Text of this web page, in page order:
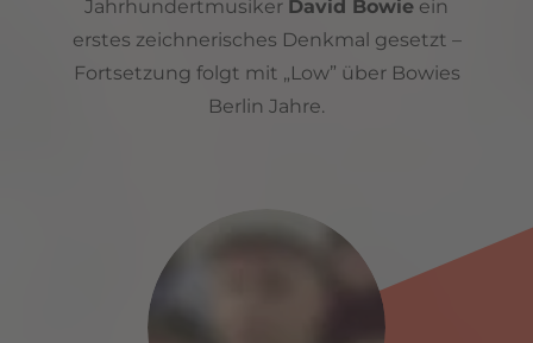
Jahrhundertmusiker David Bowie ein
erstes zeichnerisches Denkmal gesetzt –
Fortsetzung folgt mit „Low” über Bowies
Berlin Jahre.